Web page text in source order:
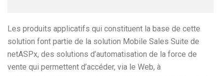
Les produits applicatifs qui constituent la base de cette
solution font partie de la solution Mobile Sales Suite de
netASPx, des solutions d’automatisation de la force de
vente qui permettent d’accéder, via le Web, à